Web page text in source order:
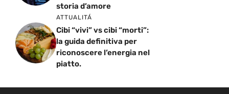
storia d’amore
ATTUALITÁ
Cibi “vivi” vs cibi “morti”:
la guida definitiva per
riconoscere l’energia nel
piatto.